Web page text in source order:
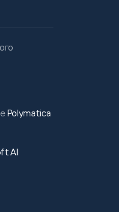
Polymatica
AI